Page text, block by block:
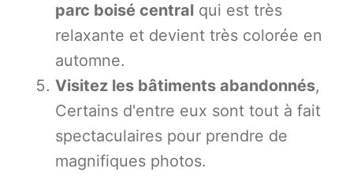
parc boisé central qui est très
relaxante et devient très colorée en
automne.
Visitez les bâtiments abandonnés,
Certains d'entre eux sont tout à fait
spectaculaires pour prendre de
magnifiques photos.